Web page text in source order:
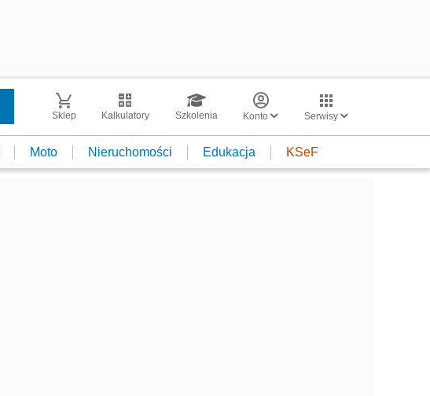
Sklep Kalkulatory Szkolenia Konto Serwisy
Moto Nieruchomości Edukacja KSeF